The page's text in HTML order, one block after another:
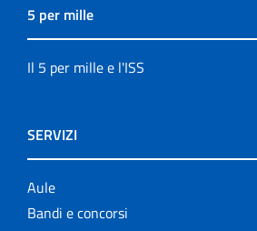
5 per mille
Il 5 per mille e l'ISS
SERVIZI
Aule
Bandi e concorsi